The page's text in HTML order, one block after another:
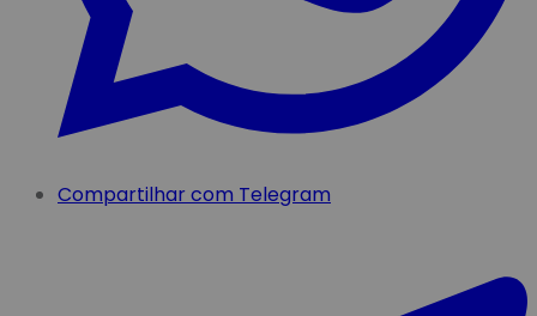
Compartilhar com Telegram